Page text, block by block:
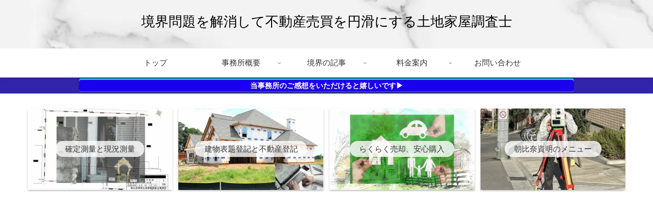
境界問題を解消して不動産売買を円滑にする土地家屋調査士
トップ 事務所概要 境界の記事 料金案内 お問い合わせ
当事務所のご感想をいただけると嬉しいです▶
確定測量と現況測量 建物表題登記と不動産登記 らくらく売却、安心購入 朝比奈資明のメニュー